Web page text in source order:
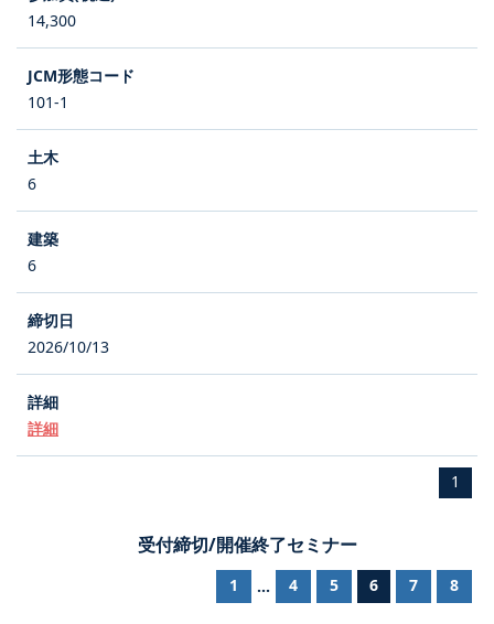
14,300
101-1
6
6
2026/10/13
詳細
1
受付締切/開催終了セミナー
1 ... 4 5 6 7 8